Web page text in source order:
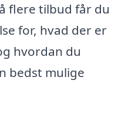
flere tilbud får du
for, hvad der er
hvordan du
bedst mulige